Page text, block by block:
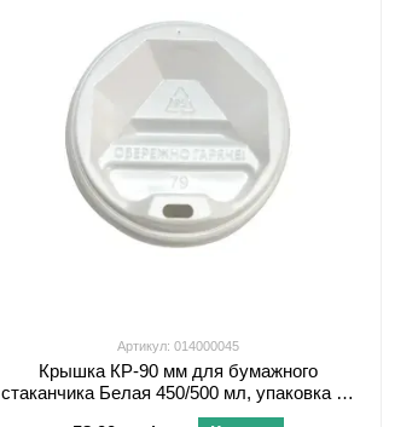
Артикул: 014000045
Крышка КР-90 мм для бумажного
стаканчика Белая 450/500 мл, упаковка 50